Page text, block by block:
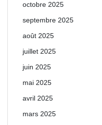
octobre 2025
septembre 2025
août 2025
juillet 2025
juin 2025
mai 2025
avril 2025
mars 2025